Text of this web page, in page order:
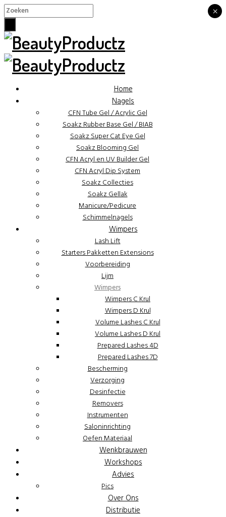
Home
Nagels
CFN Tube Gel / Acrylic Gel
Soakz Rubber Base Gel / BIAB
Soakz Super Cat Eye Gel
Soakz Blooming Gel
CFN Acryl en UV Builder Gel
CFN Acryl Dip System
Soakz Collecties
Soakz Gellak
Manicure/Pedicure
Schimmelnagels
Wimpers
Lash Lift
Starters Pakketten Extensions
Voorbereiding
Lijm
Wimpers
Wimpers C Krul
Wimpers D Krul
Volume Lashes C Krul
Volume Lashes D Krul
Prepared Lashes 4D
Prepared Lashes 7D
Bescherming
Verzorging
Desinfectie
Removers
Instrumenten
Saloninrichting
Oefen Materiaal
Wenkbrauwen
Workshops
Advies
Pics
Over Ons
Distributie
×